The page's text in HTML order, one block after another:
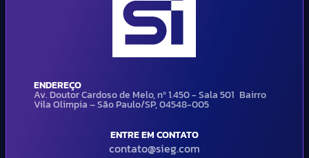
ENDEREÇO
Av. Doutor Cardoso de Melo, nº 1.450 - Sala 501 Bairro
Vila Olimpia – São Paulo/SP, 04548-005
ENTRE EM CONTATO
contato@sieg.com